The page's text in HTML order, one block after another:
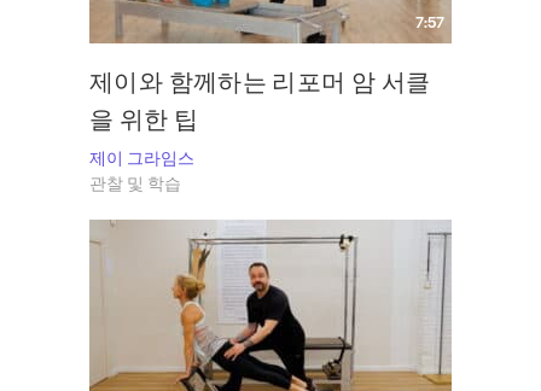
7:57
제이와 함께하는 리포머 암 서클
을 위한 팁
제이 그라임스
관찰 및 학습